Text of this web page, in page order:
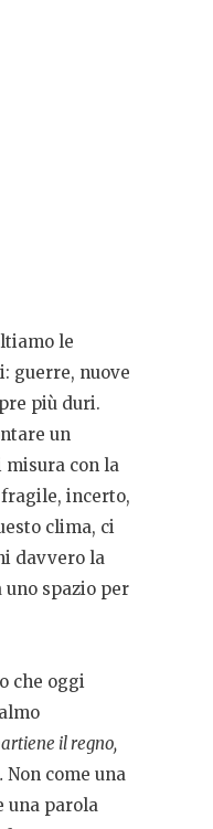
le
guerre, nuove
più duri.
un
misura con la
incerto,
clima, ci
davvero la
uno spazio per
che oggi
il regno,
Non come una
una parola